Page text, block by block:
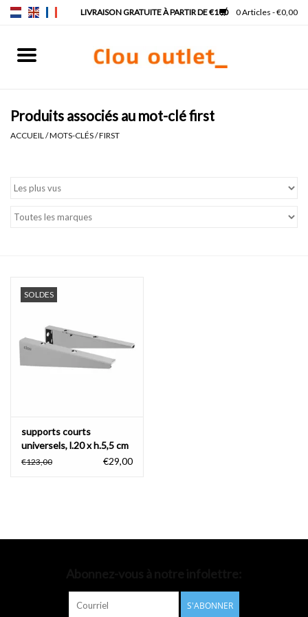
0 Articles - €0,00
Robinets & siphons
Meubles
Lampes pour miroir
Accessoires de salle de bain
Produits associés au mot-clé first
ACCUEIL /MOTS-CLÉS/FIRST
SOLDES
supports courts
universels, l.20 x h.5,5 cm
€123,00 €29,00
S'ABONNER